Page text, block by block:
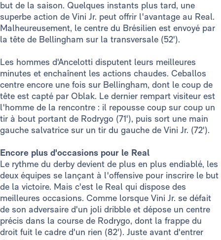
but de la saison. Quelques instants plus tard, une
superbe action de Vini Jr. peut offrir l'avantage au Real.
Malheureusement, le centre du Brésilien est envoyé par
la tête de Bellingham sur la transversale (52').
Les hommes d'Ancelotti disputent leurs meilleures
minutes et enchaînent les actions chaudes. Ceballos
centre encore une fois sur Bellingham, dont le coup de
tête est capté par Oblak. Le dernier rempart visiteur est
l'homme de la rencontre : il repousse coup sur coup un
tir à bout portant de Rodrygo (71'), puis sort une main
gauche salvatrice sur un tir du gauche de Vini Jr. (72').
Encore plus d'occasions pour le Real
Le rythme du derby devient de plus en plus endiablé, les
deux équipes se lançant à l'offensive pour inscrire le but
de la victoire. Mais c'est le Real qui dispose des
meilleures occasions. Comme lorsque Vini Jr. se défait
de son adversaire d'un joli dribble et dépose un centre
précis dans la course de Rodrygo, dont la frappe du
droit fuit le cadre d'un rien (82'). Juste avant d'entrer